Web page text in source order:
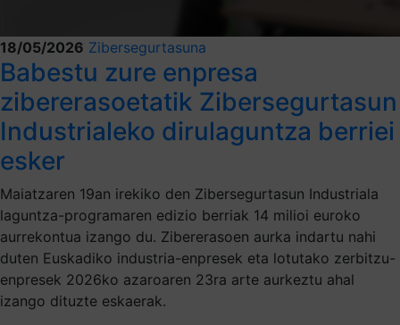
18/05/2026 Zibersegurtasuna
Babestu zure enpresa
zibererasoetatik Zibersegurtasun
Industrialeko dirulaguntza berriei
esker
Maiatzaren 19an irekiko den Zibersegurtasun Industriala
laguntza-programaren edizio berriak 14 milioi euroko
aurrekontua izango du. Zibererasoen aurka indartu nahi
duten Euskadiko industria-enpresek eta lotutako zerbitzu-
enpresek 2026ko azaroaren 23ra arte aurkeztu ahal
izango dituzte eskaerak.